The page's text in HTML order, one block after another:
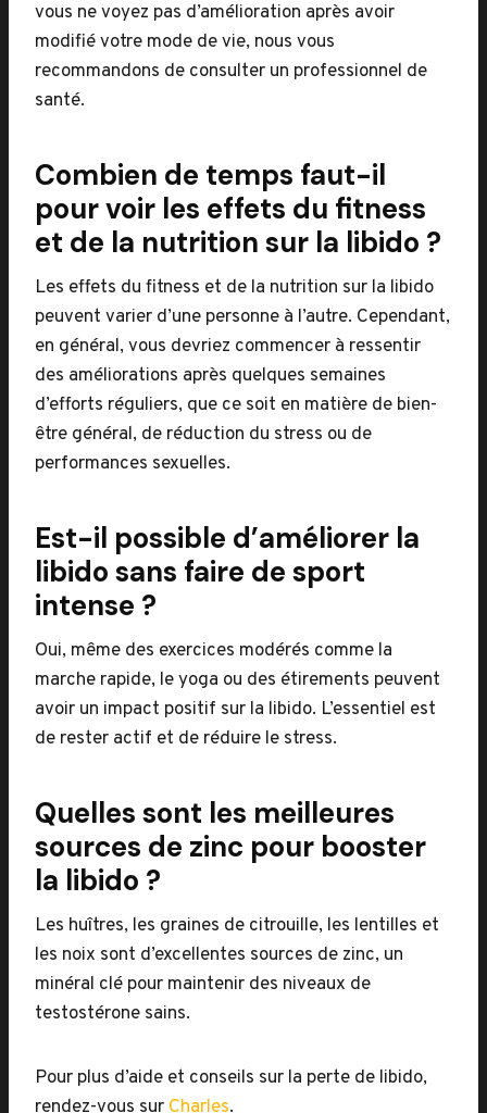
vous ne voyez pas d’amélioration après avoir
modifié votre mode de vie, nous vous
recommandons de consulter un professionnel de
santé.
Combien de temps faut-il
pour voir les effets du fitness
et de la nutrition sur la libido ?
Les effets du fitness et de la nutrition sur la libido
peuvent varier d’une personne à l’autre. Cependant,
en général, vous devriez commencer à ressentir
des améliorations après quelques semaines
d’efforts réguliers, que ce soit en matière de bien-
être général, de réduction du stress ou de
performances sexuelles.
Est-il possible d’améliorer la
libido sans faire de sport
intense ?
Oui, même des exercices modérés comme la
marche rapide, le yoga ou des étirements peuvent
avoir un impact positif sur la libido. L’essentiel est
de rester actif et de réduire le stress.
Quelles sont les meilleures
sources de zinc pour booster
la libido ?
Les huîtres, les graines de citrouille, les lentilles et
les noix sont d’excellentes sources de zinc, un
minéral clé pour maintenir des niveaux de
testostérone sains.
Pour plus d’aide et conseils sur la perte de libido,
rendez-vous sur Charles.